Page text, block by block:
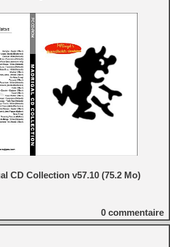
CD Collection v57.10 (75.2 Mo)
0 commentaire